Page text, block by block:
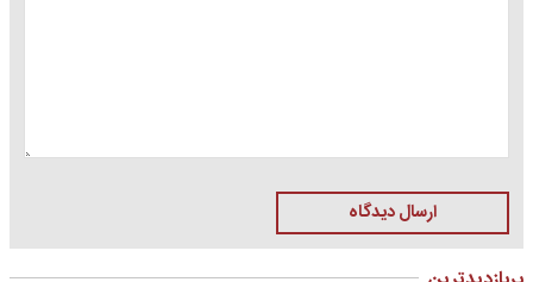
ارسال دیدگاه